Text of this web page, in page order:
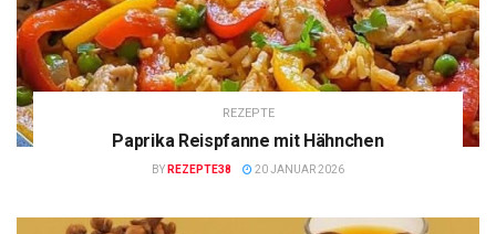
REZEPTE
Paprika Reispfanne mit Hähnchen
BY REZEPTE38 20 JANUAR 2026